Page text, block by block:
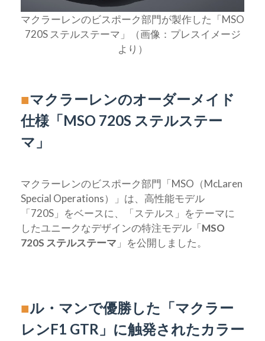
マクラーレンのビスポーク部門が製作した「MSO
720S ステルステーマ」（画像：プレスイメージ
より）
■マクラーレンのオーダーメイド
仕様「MSO 720S ステルステー
マ」
マクラーレンのビスポーク部門「MSO（McLaren
Special Operations）」は、高性能モデル
「720S」をベースに、「ステルス」をテーマに
したユニークなデザインの特注モデル「MSO
720S ステルステーマ 」を公開しました。
■ル・マンで優勝した「マクラー
レンF1 GTR」に触発されたカラー